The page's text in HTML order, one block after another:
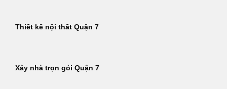
Thiết kế nội thất Quận 7
Xây nhà trọn gói Quận 7